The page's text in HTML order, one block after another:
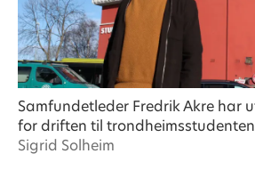
Samfundetleder Fredrik Akre har
for driften til
Sigrid Solheim